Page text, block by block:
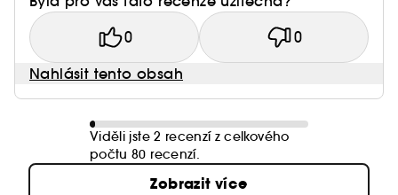
0 0
Nahlásit tento obsah
Viděli jste 2 recenzí z celkového
počtu 80 recenzí.
Zobrazit více